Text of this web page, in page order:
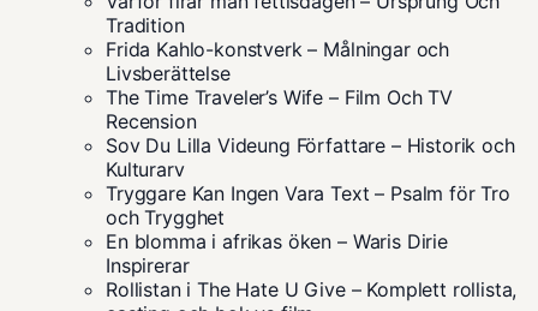
Tradition
Frida Kahlo-konstverk – Målningar och
Livsberättelse
The Time Traveler’s Wife – Film Och TV
Recension
Sov Du Lilla Videung Författare – Historik och
Kulturarv
Tryggare Kan Ingen Vara Text – Psalm för Tro
och Trygghet
En blomma i afrikas öken – Waris Dirie
Inspirerar
Rollistan i The Hate U Give – Komplett rollista,